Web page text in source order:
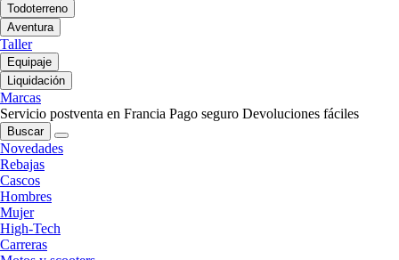
Todoterreno
Aventura
Taller
Equipaje
Liquidación
Marcas
Servicio postventa en Francia Pago seguro Devoluciones fáciles
Buscar
Novedades
Rebajas
Cascos
Hombres
Mujer
High-Tech
Carreras